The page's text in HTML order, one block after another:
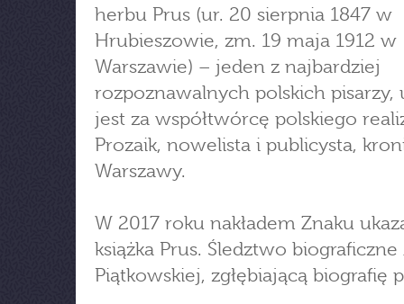
herbu Prus (ur. 20 sierpnia 1847 w
Hrubieszowie, zm. 19 maja 1912 w
Warszawie) – jeden z najbardziej
rozpoznawalnych polskich pisarzy,
jest za współtwórcę polskiego
Prozaik, nowelista i publicysta,
Warszawy.
W 2017 roku nakładem Znaku
książka Prus. Śledztwo
Piątkowskiej, zgłębiającą biografię